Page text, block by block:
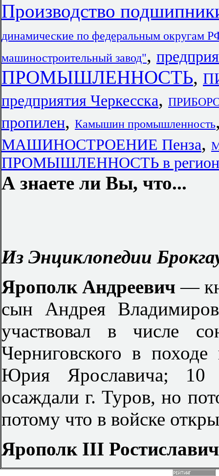
Производство
динамические по федеральным округам
машиностроительный завод",
ПРОМЫШЛЕННОСТЬ,
предприятия Черкесска,
пропилен, Камышин промышленность
МАШИНОСТРОЕНИЕ Пенза,
ПРОМЫШЛЕННОСТЬ в
А знаете ли Вы, что...
Из Энциклопедии
Ярополк Андреевич—
сын Андрея
участвовал в числе
Черниговского в
Юрия Ярославича; 10
осаждали г. Туров, но
потому что в войске
Ярополк III Ростиславич